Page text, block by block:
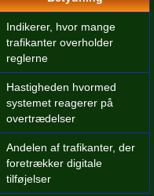
Indikerer, hvor mange
trafikanter overholder
reglerne
Hastigheden hvormed
systemet reagerer på
overtrædelser
Andelen af trafikanter, der
foretrækker digitale
tilføjelser